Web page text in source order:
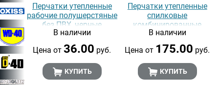
Перчатки утепленные
рабочие полушерстяные
без ПВХ, черные
В наличии
Цена от36.00 руб.
КУПИТЬ
Перчатки утепленные
спилковые
комбинированные
(утепленные)
В наличии
Цена от 175.00 руб.
КУПИТЬ